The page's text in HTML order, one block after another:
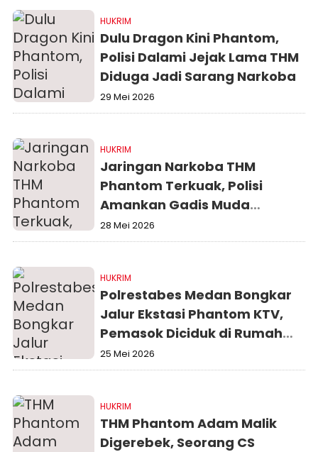
HUKRIM
Dulu Dragon Kini Phantom,
Polisi Dalami Jejak Lama THM
Diduga Jadi Sarang Narkoba
29 Mei 2026
HUKRIM
Jaringan Narkoba THM
Phantom Terkuak, Polisi
Amankan Gadis Muda
Pengguna Ganja
28 Mei 2026
HUKRIM
Polrestabes Medan Bongkar
Jalur Ekstasi Phantom KTV,
Pemasok Diciduk di Rumah
Kos
25 Mei 2026
HUKRIM
THM Phantom Adam Malik
Digerebek, Seorang CS